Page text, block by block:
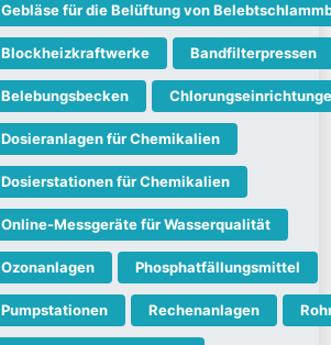
Gebläse für die Belüftung von
Blockheizkraftwerke Bandfilterpressen
Belebungsbecken
Dosieranlagen für Chemikalien
Dosierstationen für Chemikalien
Online-Messgeräte für Wasserqualität
Ozonanlagen Phosphatfällungsmittel
Pumpstationen Rechenanlagen